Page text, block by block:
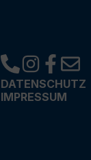
DATENSCHUTZ
IMPRESSUM